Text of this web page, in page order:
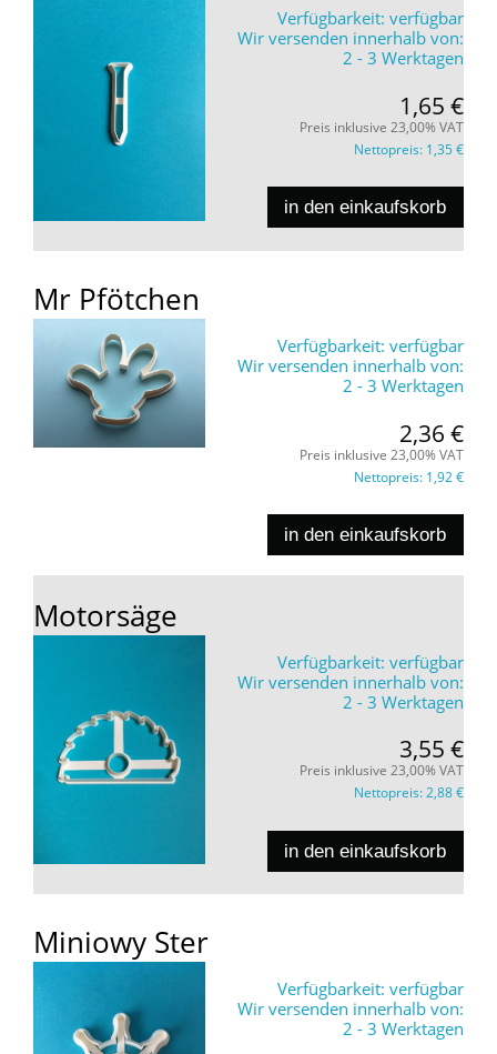
Verfügbarkeit: verfügbar
Wir versenden innerhalb von:
2 - 3 Werktagen
1,65 €
Preis inklusive 23,00% VAT
Nettopreis: 1,35 €
in den einkaufskorb
Mr Pfötchen
Verfügbarkeit: verfügbar
Wir versenden innerhalb von:
2 - 3 Werktagen
2,36 €
Preis inklusive 23,00% VAT
Nettopreis: 1,92 €
in den einkaufskorb
Motorsäge
Verfügbarkeit: verfügbar
Wir versenden innerhalb von:
2 - 3 Werktagen
3,55 €
Preis inklusive 23,00% VAT
Nettopreis:2,88 €
in den einkaufskorb
Miniowy Ster
Verfügbarkeit: verfügbar
Wir versenden innerhalb von:
2 - 3 Werktagen